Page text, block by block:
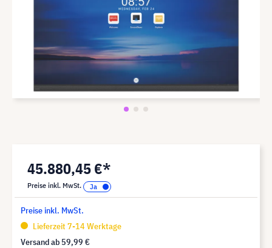
45.880,45 €*
Preise inkl. MwSt.
Preise inkl. MwSt.
Lieferzeit 7-14 Werktage
Versand ab 59,99 €